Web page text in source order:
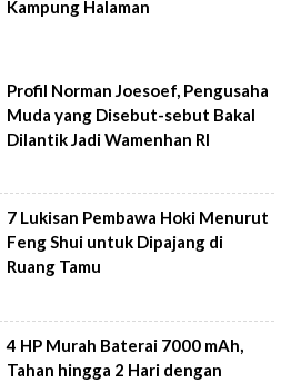
Kampung Halaman
Profil Norman Joesoef, Pengusaha
Muda yang Disebut-sebut Bakal
Dilantik Jadi Wamenhan RI
7 Lukisan Pembawa Hoki Menurut
Feng Shui untuk Dipajang di
Ruang Tamu
4 HP Murah Baterai 7000 mAh,
Tahan hingga 2 Hari dengan